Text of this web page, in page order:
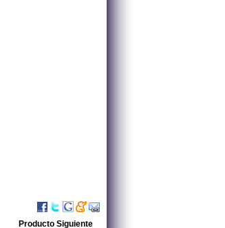
Producto Siguiente